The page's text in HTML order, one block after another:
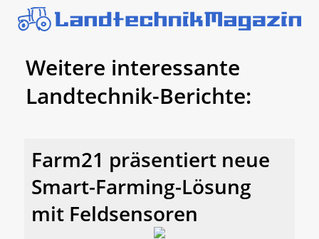
Weitere interessante
Landtechnik-Berichte:
Farm21 präsentiert neue
Smart-Farming-Lösung
mit Feldsensoren